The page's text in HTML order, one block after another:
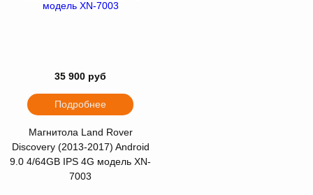
35 900 руб
Подробнее
Магнитола Land Rover
Discovery (2013-2017) Android
9.0 4/64GB IPS 4G модель XN-
7003